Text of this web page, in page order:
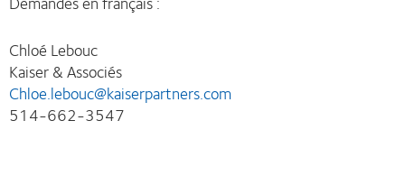
Chloé Lebouc
Kaiser & Associés
Chloe.lebouc@kaiserpartners.com
514-662-3547